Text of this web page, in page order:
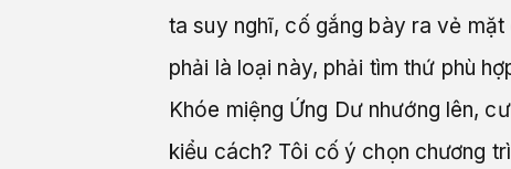
ta suy nghĩ, cố gắng bày ra vẻ
phải là loại này, phải tìm thứ phù
Khóe miệng Ứng Dư nhướng lên,
kiểu cách? Tôi cố ý chọn chương